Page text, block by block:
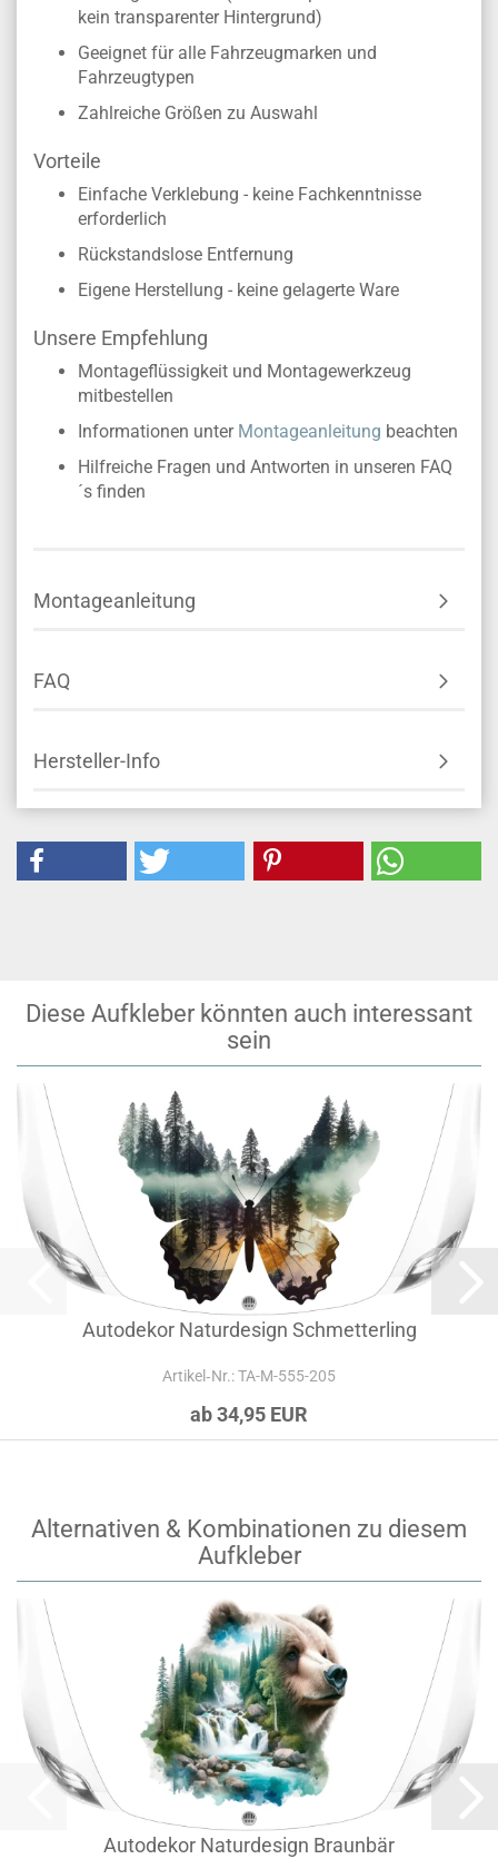
kein transparenter Hintergrund)
Geeignet für alle Fahrzeugmarken und
Fahrzeugtypen
Zahlreiche Größen zu Auswahl
Vorteile
Einfache Verklebung - keine Fachkenntnisse
erforderlich
Rückstandslose Entfernung
Eigene Herstellung - keine gelagerte Ware
Unsere Empfehlung
Montageflüssigkeit und Montagewerkzeug
mitbestellen
Informationen unter Montageanleitung beachten
Hilfreiche Fragen und Antworten in unseren FAQ
´s finden
Montageanleitung
FAQ
Hersteller-Info
Diese Aufkleber könnten auch interessant
sein
Autodekor Naturdesign Schmetterling
Artikel‑Nr.: TA-M-555-205
ab 34,95 EUR
Alternativen & Kombinationen zu diesem
Aufkleber
Autodekor Naturdesign Braunbär